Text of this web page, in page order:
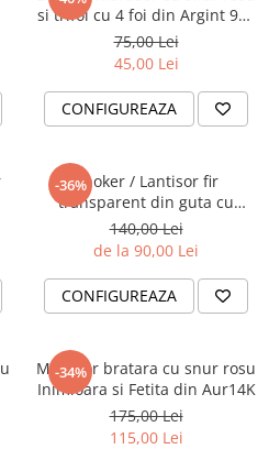
/
si trifoi cu 4 foi din Argint 925
suflat cu Aur 18K
75,00 Lei
45,00 Lei
CONFIGUREAZA
-36%Choker / Lantisor fir
transparent din guta cu
pandantiv Cruciulita si MIYUKI
colorate / sidef
140,00 Lei
de la 90,00 Lei
CONFIGUREAZA
-34%
Martisor bratara cu snur rosu
Inimioara si Fetita din Aur14K
175,00 Lei
115,00 Lei